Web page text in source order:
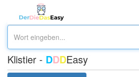
Klistier - DDDEasy